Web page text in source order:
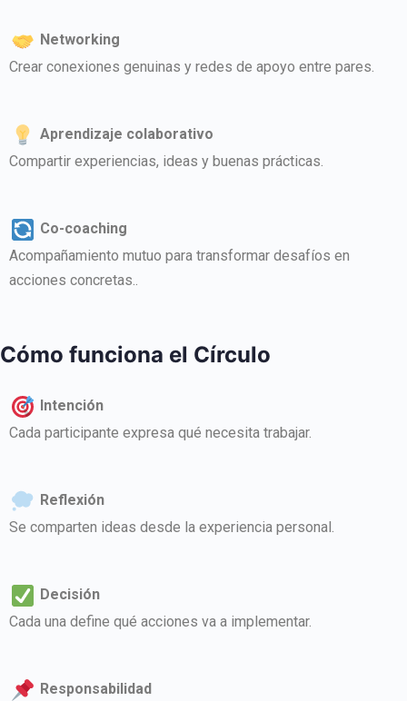
Networking
Crear conexiones genuinas y redes de apoyo entre pares.
Aprendizaje colaborativo
Compartir experiencias, ideas y buenas prácticas.
Co-coaching
Acompañamiento mutuo para transformar desafíos en
acciones concretas..
Cómo funciona el Círculo
Intención
Cada participante expresa qué necesita trabajar.
Reflexión
Se comparten ideas desde la experiencia personal.
Decisión
Cada una define qué acciones va a implementar.
Responsabilidad